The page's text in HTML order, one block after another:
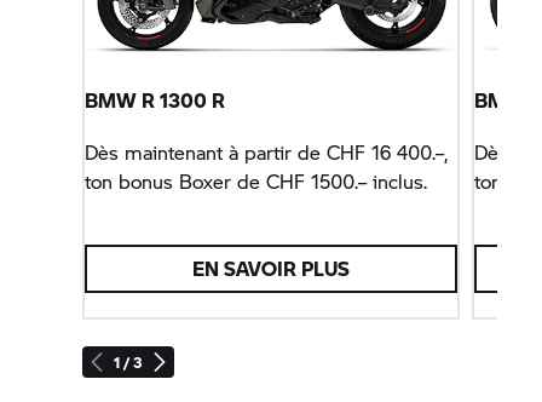
1 / 3
BMW R 1300 R
Dès maintenant à partir de CHF 16 400.–,
ton bonus Boxer de CHF 1500.– inclus.
EN SAVOIR PLUS
BMW
Dès
ton